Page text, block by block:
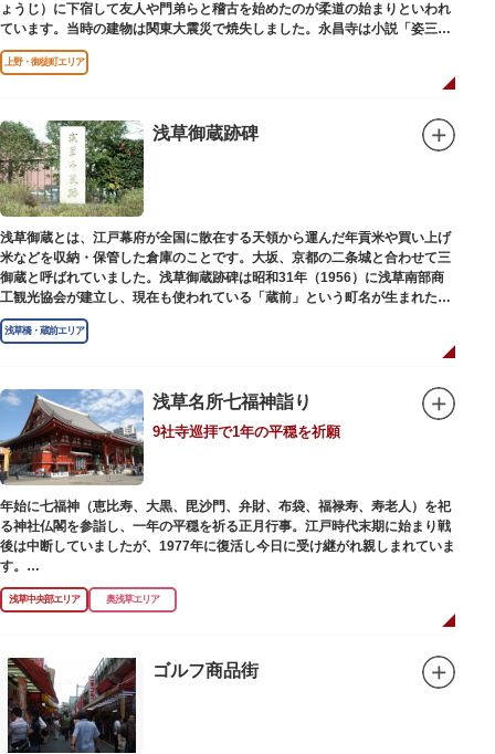
ょうじ）に下宿して友人や門弟らと稽古を始めたのが柔道の始まりといわれ
ています。当時の建物は関東大震災で焼失しました。永昌寺は小説「姿三四
郎」に登場する隆昌寺のモデルでもあります。
上野・御徒町エリア
浅草御蔵跡碑
浅草御蔵とは、江戸幕府が全国に散在する天領から運んだ年貢米や買い上げ
米などを収納・保管した倉庫のことです。大坂、京都の二条城と合わせて三
御蔵と呼ばれていました。浅草御蔵跡碑は昭和31年（1956）に浅草南部商
工観光協会が建立し、現在も使われている「蔵前」という町名が生まれたの
は昭和9年（1934）のことです。
浅草橋・蔵前エリア
浅草名所七福神詣り
9社寺巡拝で1年の平穏を祈願
年始に七福神（恵比寿、大黒、毘沙門、弁財、布袋、福禄寿、寿老人）を祀
る神社仏閣を参詣し、一年の平穏を祈る正月行事。江戸時代末期に始まり戦
後は中断していましたが、1977年に復活し今日に受け継がれ親しまれていま
す。
浅草名所七福神の特徴は福禄寿、寿老人が2社ずつあり、巡る社寺が9ヶ所あ
るところ。九は数の究み、鳩と言う字にも使われていて、鳩は「集まる」と
絵馬をつけ、色紙・福絵に御朱印をいただきながら巡拝しましょう。
江戸文化発祥の地といわれる浅草には、観音様の境内を中心として広く各所
に名所・旧跡があります。七福神をめぐる途中、これらの名跡も訪ねながら
江戸文化の面影を偲んでみてはいかがでしょうか。
浅草中央部エリア 奥浅草エリア
ゴルフ商品街